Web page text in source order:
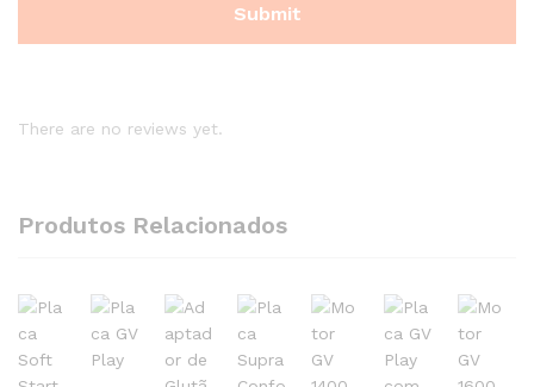
There are no reviews yet.
Produtos Relacionados